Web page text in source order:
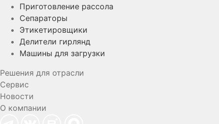
Приготовление рассола
Сепараторы
Этикетировщики
Делители гирлянд
Машины для загрузки
Решения для отрасли
Сервис
Новости
О компании